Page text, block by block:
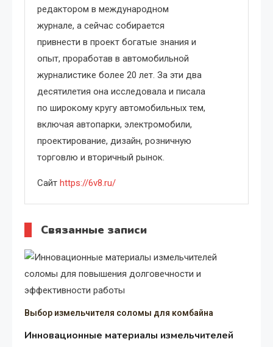
редактором в международном
журнале, а сейчас собирается
привнести в проект богатые знания и
опыт, проработав в автомобильной
журналистике более 20 лет. За эти два
десятилетия она исследовала и писала
по широкому кругу автомобильных тем,
включая автопарки, электромобили,
проектирование, дизайн, розничную
торговлю и вторичный рынок.
Сайт https://6v8.ru/
Связанные записи
Выбор измельчителя соломы для комбайна
Инновационные материалы измельчителей